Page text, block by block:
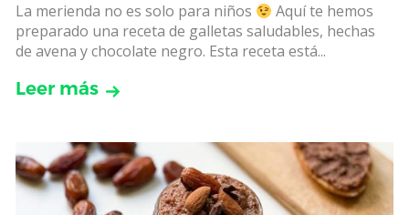
La merienda no es solo para niños
Aquí te hemos
preparado una receta de galletas saludables, hechas
de avena y chocolate negro. Esta receta está...
Leer más